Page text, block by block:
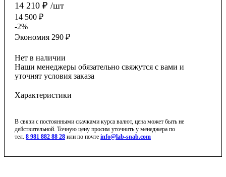
14 210 ₽ /шт
14 500 ₽
-2%
Экономия 290 ₽
Нет в наличии
Наши менеджеры обязательно свяжутся с вами и
уточнят условия заказа
Характеристики
В связи с постоянными скачками курса валют, цена может быть не
действительной. Точную цену просим уточнить у менеджера по
тел. 8 981 882 88 28 или по почте info@lab-snab.com